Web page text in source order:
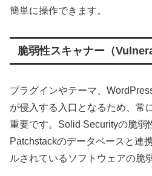
簡単に操作できます。
脆弱性スキャナー（
プラグインやテーマ、
が侵入する入口となるため、常
重要です。Solid Securityの脆弱
Patchstackのデータベースと連
ルされているソフトウェアの脆